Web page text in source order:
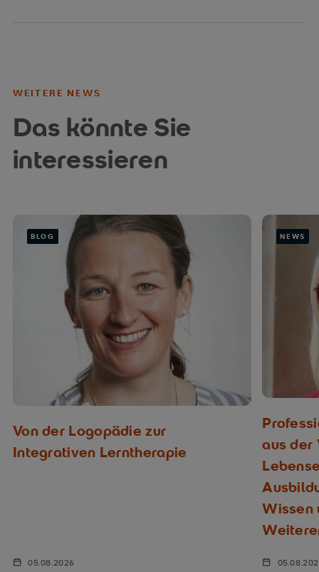
WEITERE NEWS
Das könnte Sie
interessieren
BLOG
Von der Logopädie zur
Integrativen Lerntherapie
05.08.2026
NEWS
aus der
Wissen